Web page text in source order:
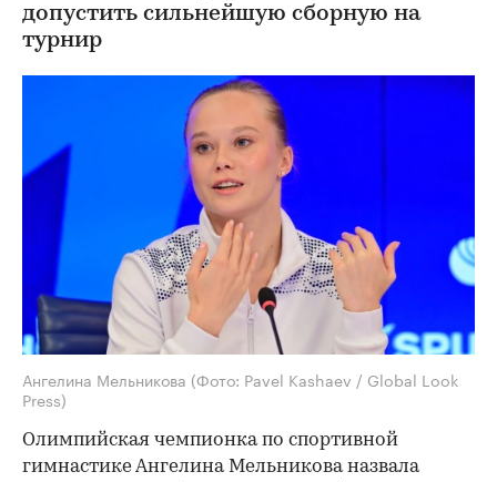
допустить сильнейшую сборную на
турнир
Ангелина Мельникова (Фото: Pavel Kashaev / Global Look
Press)
Олимпийская чемпионка по спортивной
гимнастике Ангелина Мельникова назвала